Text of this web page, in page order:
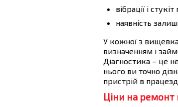
вібрації і
наявність
У кожної з
визначенням і
Діагностика – це
нього ви точно
пристрій в
Ціни на